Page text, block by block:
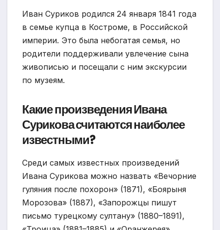
Иван Суриков родился 24 января 1841 года
в семье купца в Костроме, в Российской
империи. Это была небогатая семья, но
родители поддерживали увлечение сына
живописью и посещали с ним экскурсии
по музеям.
Какие произведения Ивана
Сурикова считаются наиболее
известными?
Среди самых известных произведений
Ивана Сурикова можно назвать «Вечорние
гуляния после похорон» (1871), «Боярыня
Морозова» (1887), «Запорожцы пишут
письмо турецкому султану» (1880–1891),